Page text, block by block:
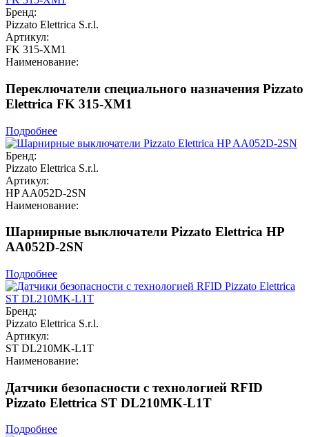
Бренд:
Pizzato Elettrica S.r.l.
Артикул:
FK 315-XM1
Наименование:
Переключатели специального назначения Pizzato
Elettrica FK 315-XM1
Подробнее
Бренд:
Pizzato Elettrica S.r.l.
Артикул:
HP AA052D-2SN
Наименование:
Шарнирные выключатели Pizzato Elettrica HP
AA052D-2SN
Подробнее
Бренд:
Pizzato Elettrica S.r.l.
Артикул:
ST DL210MK-L1T
Наименование:
Датчики безопасности с технологией RFID
Pizzato Elettrica ST DL210MK-L1T
Подробнее